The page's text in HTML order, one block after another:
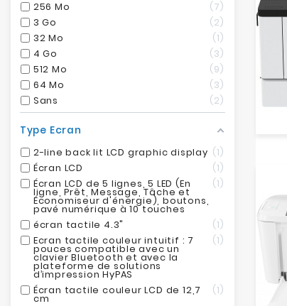
256 Mo
7
3 Go
2
32 Mo
1
4 Go
3
512 Mo
9
64 Mo
3
Sans
2
Type Ecran
2-line back lit LCD graphic display
1
Écran LCD
1
Écran LCD de 5 lignes, 5 LED (En
ligne, Prêt, Message, Tâche et
Économiseur d'énergie), boutons,
pavé numérique à 10 touches
1
écran tactile 4.3"
1
Ecran tactile couleur intuitif : 7
pouces compatible avec un
clavier Bluetooth et avec la
plateforme de solutions
d’impression HyPAS
1
Écran tactile couleur LCD de 12,7
cm
1